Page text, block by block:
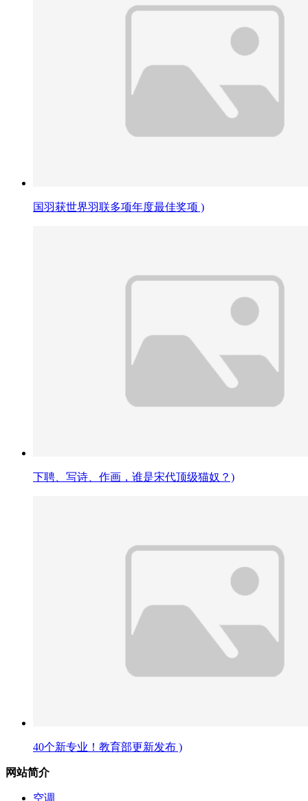
国羽获世界羽联多项年度最佳奖项 )
下聘、写诗、作画，谁是宋代顶级猫奴？)
40个新专业！教育部更新发布 )
网站简介
空调